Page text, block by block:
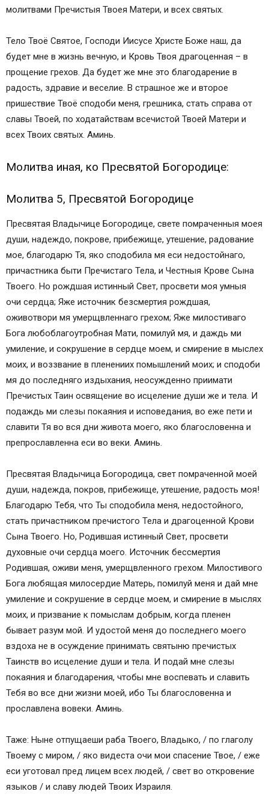
молитвами Пречистыя Твоея Матери, и всех святых.
Тело Твоё Святое, Господи Иисусе Христе Боже наш, да
будет мне в жизнь вечную, и Кровь Твоя драгоценная – в
прощение грехов. Да будет же мне это благодарение в
радость, здравие и веселие. В страшное же и второе
пришествие Твоё сподоби меня, грешника, стать справа от
славы Твоей, по ходатайствам всечистой Твоей Матери и
всех Твоих святых. Аминь.
Молитва иная, ко Пресвятой Богородице:
Молитва 5, Пресвятой Богородице
Пресвятая Владычице Богородице, свете помраченныя моея
души, надеждо, покрове, прибежище, утешение, радование
мое, благодарю Тя, яко сподобила мя еси недостойнаго,
причастника быти Пречистаго Тела, и Честныя Крове Сына
Твоего. Но рождшая истинный Свет, просвети моя умныя
очи сердца; Яже источник безсмертия рождшая,
оживотвори мя умерщвленнаго грехом; Яже милостиваго
Бога любоблагоутробная Мати, помилуй мя, и даждь ми
умиление, и сокрушение в сердце моем, и смирение в мыслех
моих, и воззвание в пленениих помышлений моих; и сподоби
мя до последняго издыхания, неосужденно приимати
Пречистых Таин освящение во исцеление души же и тела. И
подаждь ми слезы покаяния и исповедания, во еже пети и
славити Тя во вся дни живота моего, яко благословенна и
препрославленна еси во веки. Аминь.
Пресвятая Владычица Богородица, свет помраченной моей
души, надежда, покров, прибежище, утешение, радость моя!
Благодарю Тебя, что Ты сподобила меня, недостойного,
стать причастником пречистого Тела и драгоценной Крови
Сына Твоего. Но, Родившая истинный Свет, просвети
духовные очи сердца моего. Источник бессмертия
Родившая, оживи меня, умерщвленного грехом. Милостивого
Бога любящая милосердие Матерь, помилуй меня и дай мне
умиление и сокрушение в сердце моем, и смирение в мыслях
моих, и призвание к помыслам добрым, когда пленен
бывает разум мой. И удостой меня до последнего моего
вздоха не в осуждение принимать святыню пречистых
Таинств во исцеление души и тела. И подай мне слезы
покаяния и благодарения, чтобы мне воспевать и славить
Тебя во все дни жизни моей, ибо Ты благословенна и
прославлена вовеки. Аминь.
Таже: Ныне отпущаеши раба Твоего, Владыко, / по глаголу
Твоему с миром, / яко видеста очи мои спасение Твое, / еже
еси уготовал пред лицем всех людей, / свет во откровение
языков / и славу людей Твоих Израиля.